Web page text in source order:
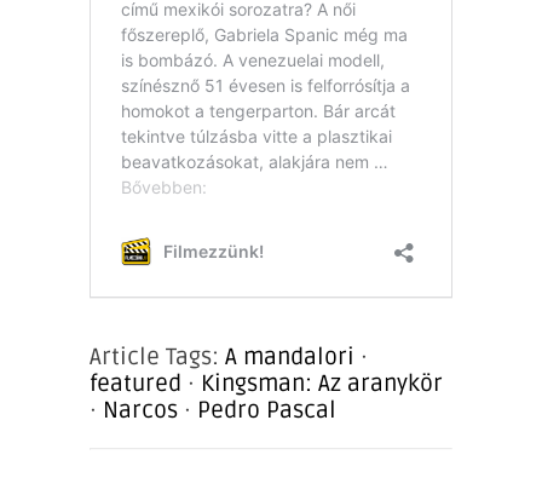
Article Tags: A mandalori ·
featured · Kingsman: Az aranykör
· Narcos · Pedro Pascal